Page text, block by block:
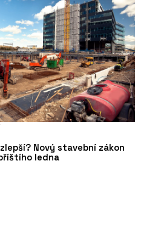
Nový stavební zákon
ledna